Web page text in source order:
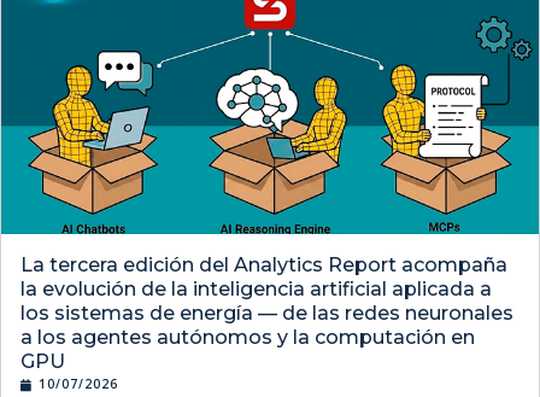
La tercera edición del Analytics Report acompaña
la evolución de la inteligencia artificial aplicada a
los sistemas de energía — de las redes neuronales
a los agentes autónomos y la computación en
GPU
10/07/2026